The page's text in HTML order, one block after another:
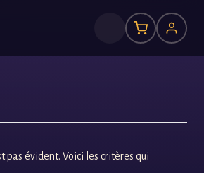
pas évident. Voici les critères qui